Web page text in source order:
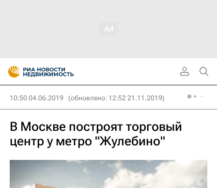
10:50 04.06.2019 (обновлено: 12:52 21.11.2019)
В Москве построят торговый
центр у метро "Жулебино"